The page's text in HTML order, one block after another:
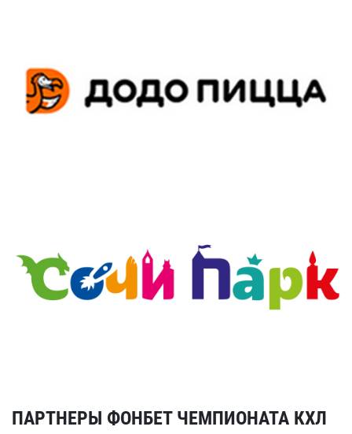
ПАРТНЕРЫ ФОНБЕТ ЧЕМПИОНАТА КХЛ